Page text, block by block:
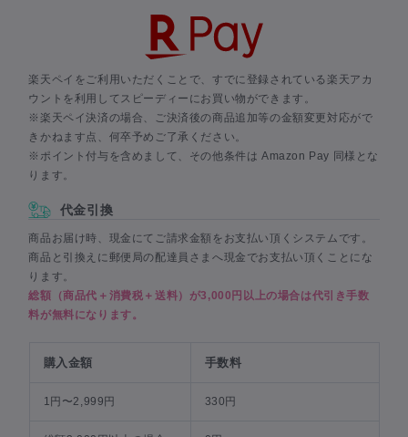
楽天ペイをご利用いただくことで、すでに登録されている楽天アカ
ウントを利用してスピーディーにお買い物ができます。
※楽天ペイ決済の場合、ご決済後の商品追加等の金額変更対応がで
きかねます点、何卒予めご了承ください。
※ポイント付与を含めまして、その他条件は Amazon Pay 同様とな
ります。
代金引換
商品お届け時、現金にてご請求金額をお支払い頂くシステムです。
商品と引換えに郵便局の配達員さまへ現金でお支払い頂くことにな
ります。
総額（商品代＋消費税＋送料）が3,000円以上の場合は代引き手数
料が無料になります。
購入金額 手数料
1円〜2,999円 330円